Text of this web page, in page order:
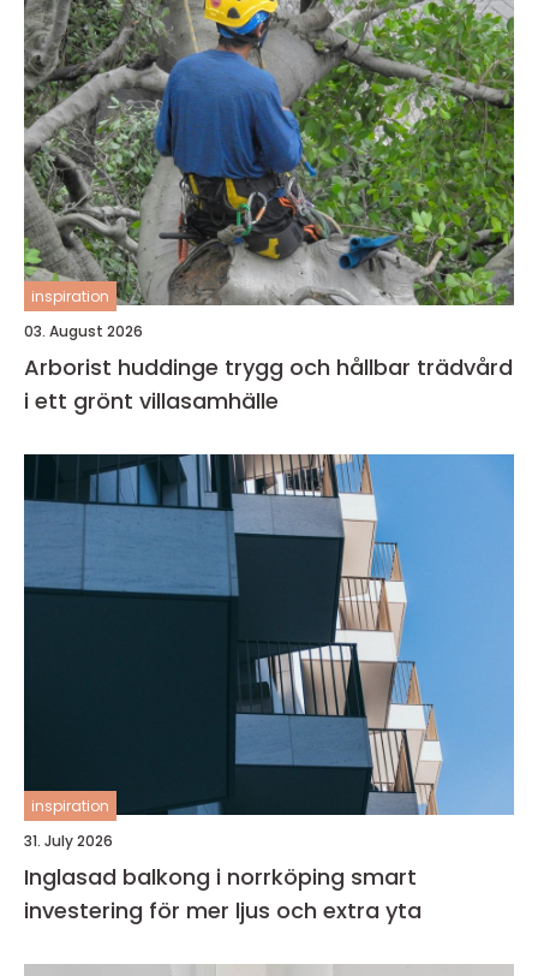
inspiration
03. August 2026
Arborist huddinge trygg och hållbar trädvård
i ett grönt villasamhälle
inspiration
31. July 2026
Inglasad balkong i norrköping smart
investering för mer ljus och extra yta